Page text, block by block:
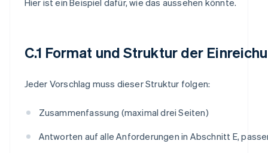
C.1 Format und Struktur der
Jeder Vorschlag muss dieser Struktur folgen:
Zusammenfassung (maximal drei Seiten)
Antworten auf alle Anforderungen in Abschnitt E,